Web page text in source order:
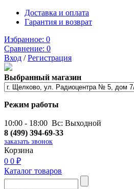
Доставка и оплата
Гарантия и возврат
Избранное: 0
Сравнение: 0
Вход /Регистрация
Выбранный магазин
Режим работы
10:00 - 18:00 Вс: Выходной
8 (499) 394-69-33
заказать звонок
Корзина
0 0 ₽
Каталог товаров